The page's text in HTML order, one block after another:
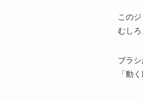
この
むしろ
ブラ
「動